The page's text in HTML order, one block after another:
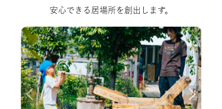
安心できる居場所を創出します。